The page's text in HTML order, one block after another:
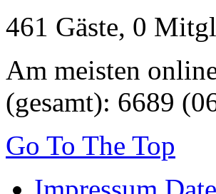
461 Gäste, 0
Am meisten
(gesamt): 6689
Go To The Top